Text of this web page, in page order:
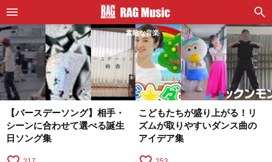
素敵な音楽
【バースデーソング】相手・
シーンに合わせて選べる誕生
日ソング集
こどもたちが盛り上がる！リ
ズムが取りやすいダンス曲の
アイデア集